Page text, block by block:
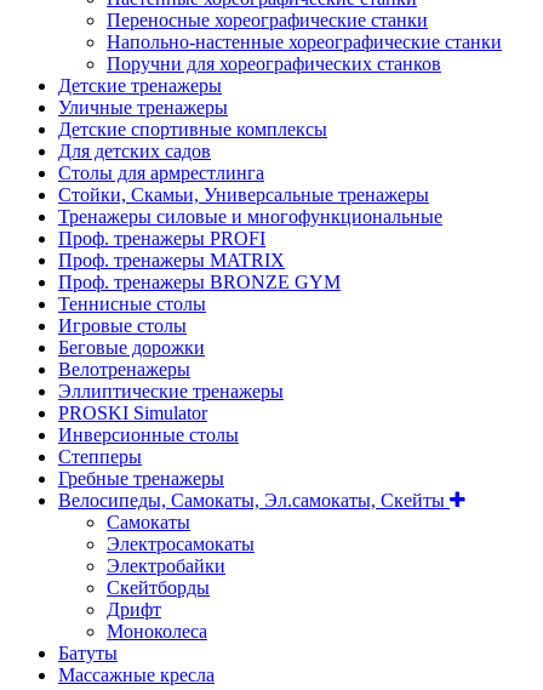
Переносные хореографические станки
Напольно-настенные хореографические станки
Поручни для хореографических станков
Детские тренажеры
Уличные тренажеры
Детские спортивные комплексы
Для детских садов
Столы для армрестлинга
Стойки, Скамьи, Универсальные тренажеры
Тренажеры силовые и многофункциональные
Проф. тренажеры PROFI
Проф. тренажеры MATRIX
Проф. тренажеры BRONZE GYM
Теннисные столы
Игровые столы
Беговые дорожки
Велотренажеры
Эллиптические тренажеры
PROSKI Simulator
Инверсионные столы
Степперы
Гребные тренажеры
Велосипеды, Самокаты, Эл.самокаты, Скейты
Самокаты
Электросамокаты
Электробайки
Скейтборды
Дрифт
Моноколеса
Батуты
Массажные кресла